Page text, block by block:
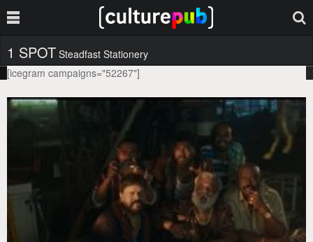
1 SPOT Steadfast Stationery
[icegram campaigns="52267"]